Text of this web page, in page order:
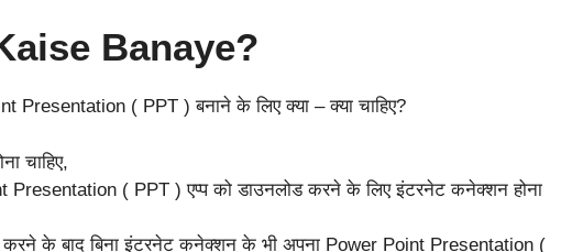
Banaye?
Presentation ( PPT ) बनाने के लिए क्या – क्या चाहिए?
चाहिए,
Presentation ( PPT ) एप्प को डाउनलोड करने के लिए इंटरनेट कनेक्शन होना
करने के बाद बिना इंटरनेट कनेक्शन के भी अपना Power Point Presentation (